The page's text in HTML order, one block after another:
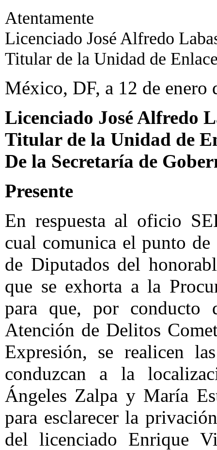
Atentamente
Licenciado José Alfredo
Titular de la Unidad de
México, DF, a 12 de enero
Licenciado José Alfredo
Titular de la Unidad de
De la Secretaría de
Presente
En respuesta al oficio
cual comunica el punto de
de Diputados del
que se exhorta a la
para que, por conducto
Atención de Delitos
Expresión, se realicen
conduzcan a la
Ángeles Zalpa y María
para esclarecer la
del licenciado Enrique